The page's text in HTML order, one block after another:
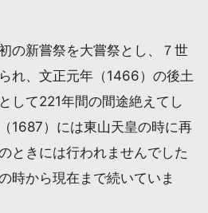
の新嘗祭を大嘗祭とし、７世
れ、文正元年（1466）の後土
して221年間の間途絶えてし
1687）には東山天皇の時に再
ときには行われませんでした
時から現在まで続いていま